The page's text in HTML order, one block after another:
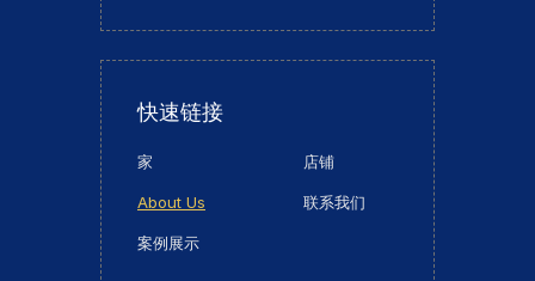
快速链接
家
About Us
案例展示
店铺
联系我们